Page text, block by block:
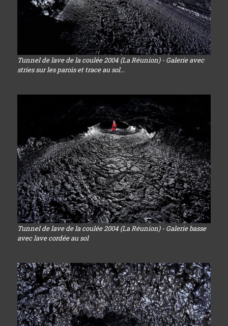
Tunnel de lave de la coulée 2004 (La Réunion) - Galerie avec
stries sur les parois et trace au sol...
Tunnel de lave de la coulée 2004 (La Réunion) - Galerie basse
avec lave cordée au sol